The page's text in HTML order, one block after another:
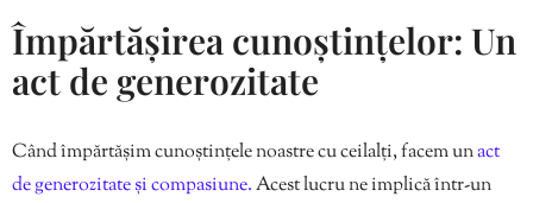
Împărtășirea cunoștințelor: Un
act de generozitate
Când împărtășim cunoștințele noastre cu ceilalți, facem unact
de generozitate și compasiune.Acest lucru ne implică într-un